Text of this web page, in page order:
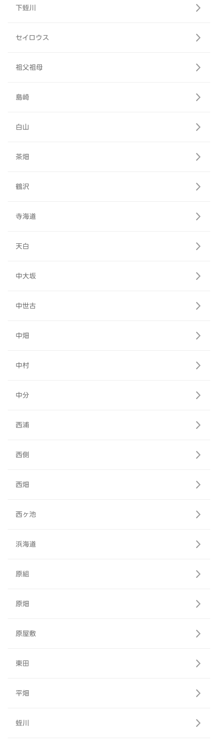
下蛭川
セイロウス
祖父祖母
島崎
白山
茶畑
鶴沢
寺海道
天白
中大坂
中世古
中畑
中村
中分
西浦
西側
西畑
西ヶ池
浜海道
原組
原畑
原屋敷
東田
平畑
蛭川